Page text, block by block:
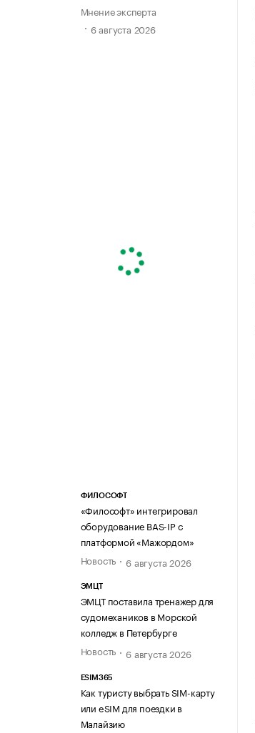
Мнение эксперта
6 августа 2026
ФИЛОСОФТ
«Философт» интегрировал
оборудование BAS-IP с
платформой «Мажордом»
Новость
6 августа 2026
ЭМЦТ
ЭМЦТ поставила тренажер для
судомехаников в Морской
колледж в Петербурге
Новость
6 августа 2026
ESIM365
Как туристу выбрать SIM-карту
или eSIM для поездки в
Малайзию